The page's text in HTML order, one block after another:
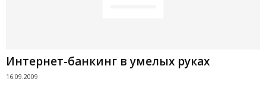
Интернет-банкинг в умелых руках
16.09.2009